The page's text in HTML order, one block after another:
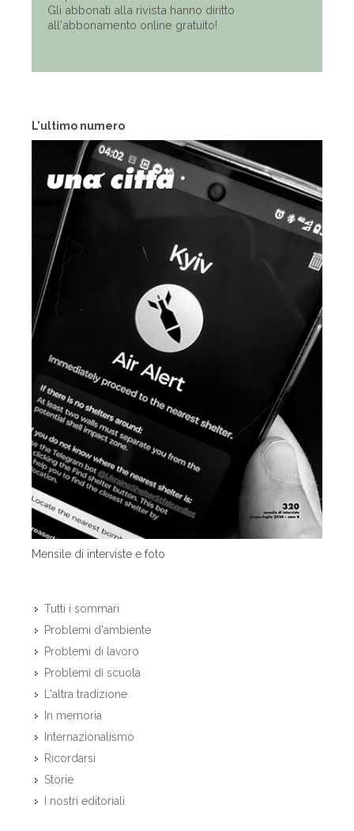
L'ultimo numero
Mensile di interviste e foto
Tutti i sommari
Problemi d'ambiente
Problemi di lavoro
Problemi di scuola
L'altra tradizione
In memoria
Internazionalismo
Ricordarsi
Storie
I nostri editoriali
Gli abbonati alla rivista hanno diritto
all'abbonamento online gratuito!